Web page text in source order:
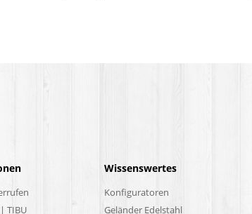
TIBU
Wissenswertes
Konfiguratoren
Geländer Edelstahl